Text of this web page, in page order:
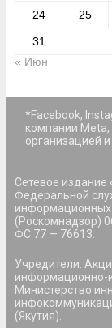
24 25
31
« Июн
*Facebook,
компании Meta,
организацией
Сетевое издание
Федеральной
информационных
(Роскомнадзор)
ФС 77 — 76613.
Учредители:
информационно-
Министерство
(Якутия).